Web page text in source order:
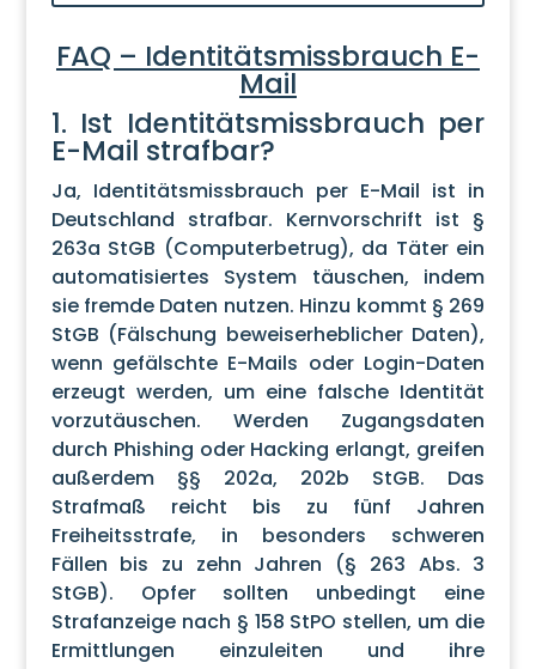
FAQ – Identitätsmissbrauch E-
Mail
1. Ist Identitätsmissbrauch per
E-Mail strafbar?
Ja, Identitätsmissbrauch per E-Mail ist in
Deutschland strafbar. Kernvorschrift ist §
263a StGB (Computerbetrug), da Täter ein
automatisiertes System täuschen, indem
sie fremde Daten nutzen. Hinzu kommt § 269
StGB (Fälschung beweiserheblicher Daten),
wenn gefälschte E-Mails oder Login-Daten
erzeugt werden, um eine falsche Identität
vorzutäuschen. Werden Zugangsdaten
durch Phishing oder Hacking erlangt, greifen
außerdem §§ 202a, 202b StGB. Das
Strafmaß reicht bis zu fünf Jahren
Freiheitsstrafe, in besonders schweren
Fällen bis zu zehn Jahren (§ 263 Abs. 3
StGB). Opfer sollten unbedingt eine
Strafanzeige nach § 158 StPO stellen, um die
Ermittlungen einzuleiten und ihre